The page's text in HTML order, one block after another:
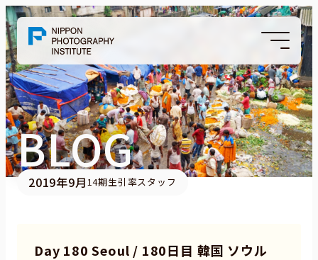
BLOG
2019年9月14期生引率スタッフ
Day 180 Seoul / 180日目 韓国 ソウル